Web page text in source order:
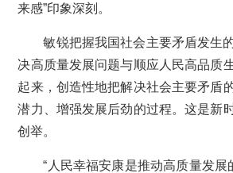
来感”印象深刻。
敏锐把握我国社会主要矛盾发生
决高质量发展问题与顺应人民高品质
起来，创造性地把解决社会主要矛盾
潜力、增强发展后劲的过程。这是新
创举。
“人民幸福安康是推动高质量发展